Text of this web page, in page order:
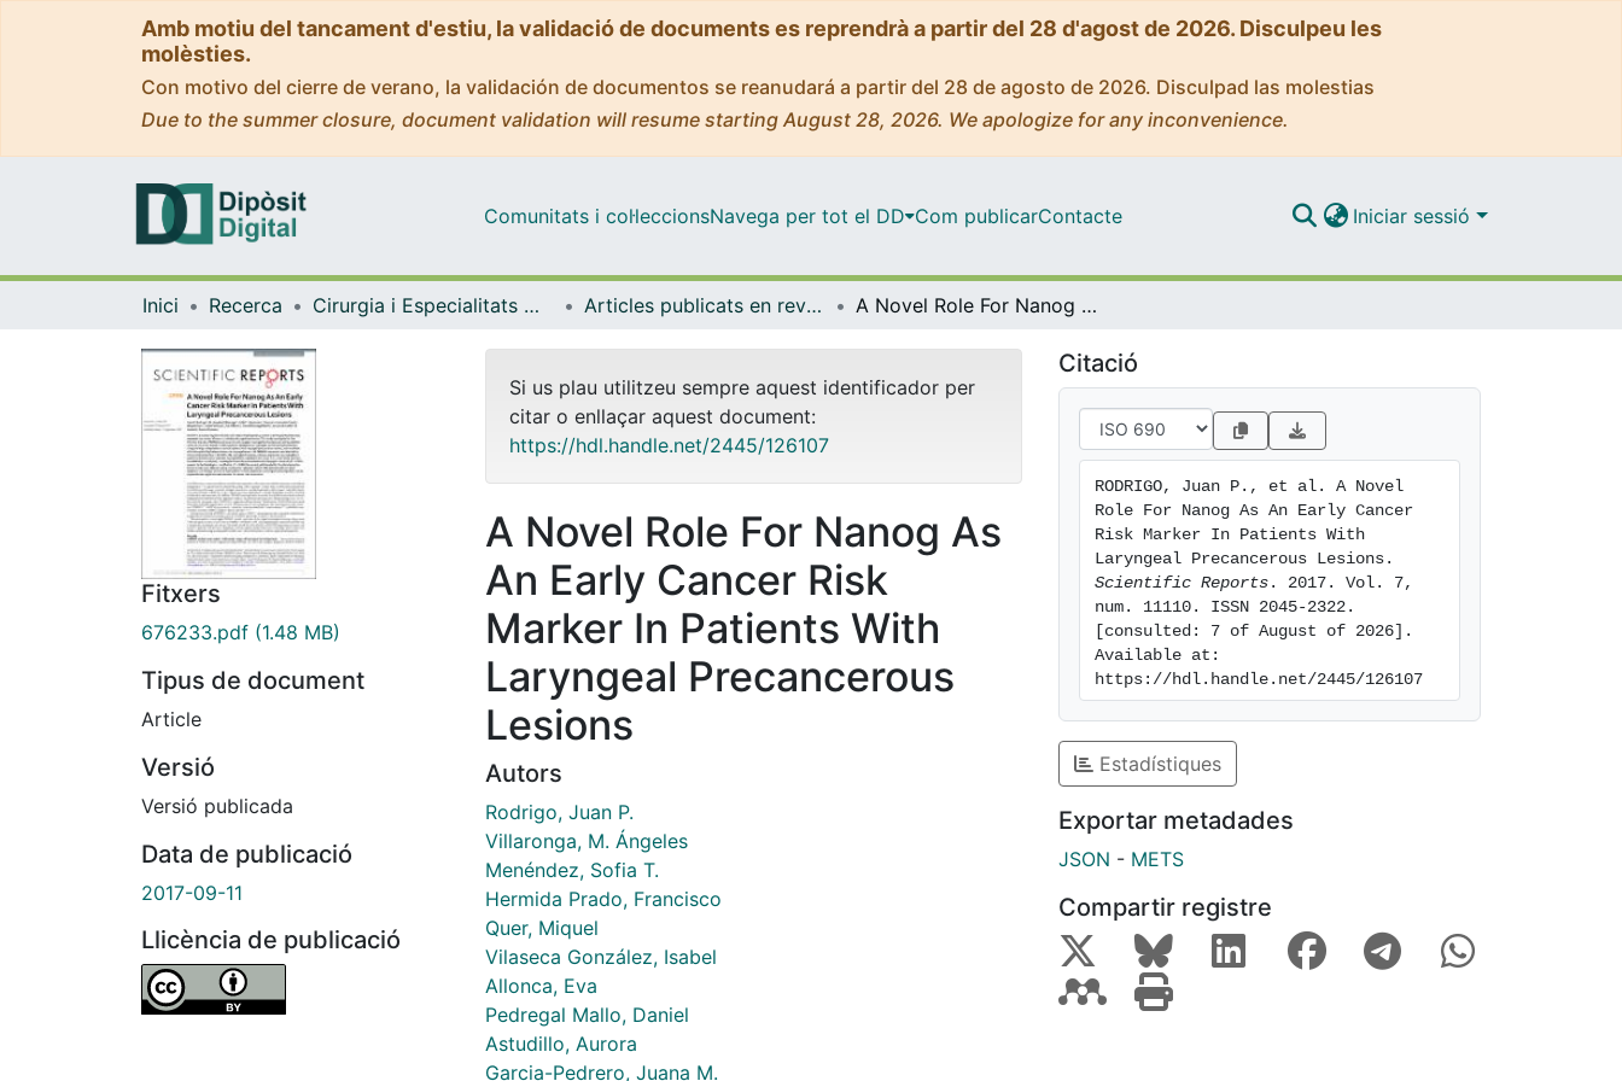
Amb motiu del tancament d'estiu, la validació de documents es reprendrà a partir del 28 d'agost de 2026. Disculpeu les
molèsties.
Con motivo del cierre de verano, la validación de documentos se reanudará a partir del 28 de agosto de 2026. Disculpad las molestias
Due to the summer closure, document validation will resume starting August 28, 2026. We apologize for any inconvenience.
Comunitats i col·leccionsNavega per tot el DD Com publicarContacte Iniciar sessió
Inici Recerca Cirurgia i Especialitats Medicoquirúrgiques Articles publicats en revistes (Cirurgia i Especialitats Medicoquirúrgiques) A Novel Role For Nanog As An Early Cancer Risk Marker In Patients With Laryngeal Precancerous Lesions
Fitxers
676233.pdf (1.48 MB)
Tipus de document
Article
Versió
Versió publicada
Data de publicació
2017-09-11
Llicència de publicació
Si us plau utilitzeu sempre aquest identificador per
citar o enllaçar aquest document:
https://hdl.handle.net/2445/126107
A Novel Role For Nanog As
An Early Cancer Risk
Marker In Patients With
Laryngeal Precancerous
Lesions
Autors
Rodrigo, Juan P.
Villaronga, M. Ángeles
Menéndez, Sofia T.
Hermida Prado, Francisco
Quer, Miquel
Vilaseca González, Isabel
Allonca, Eva
Pedregal Mallo, Daniel
Astudillo, Aurora
Garcia-Pedrero, Juana M.
Citació
RODRIGO, Juan P., et al. A Novel
Role For Nanog As An Early Cancer
Risk Marker In Patients With
Scientific Reports . 2017. Vol. 7,
num. 11110. ISSN 2045-2322.
[consulted: 7 of August of 2026].
Available at:
https://hdl.handle.net/2445/126107
Estadístiques
Exportar metadades
JSON - METS
Compartir registre